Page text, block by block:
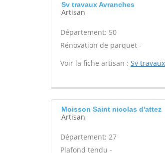
Sv travaux Avranches
Artisan
Département: 50
Rénovation de parquet -
Voir la fiche artisan : Sv travaux
Moisson Saint nicolas d'attez
Artisan
Département: 27
Plafond tendu -